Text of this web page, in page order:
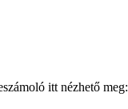
itt nézhető meg: